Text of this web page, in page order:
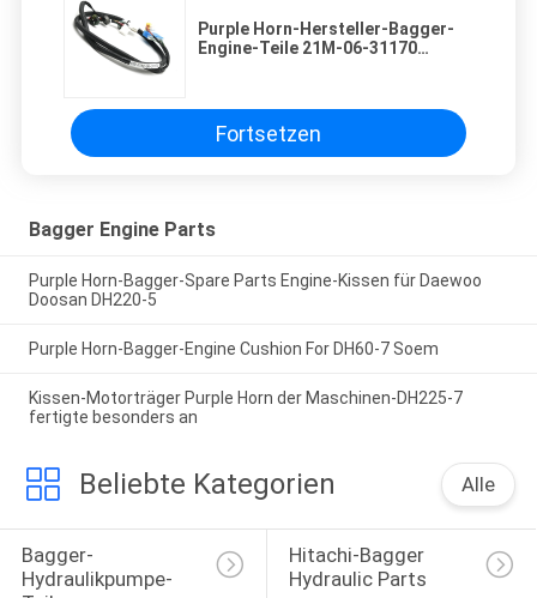
Purple Horn-Hersteller-Bagger-
Engine-Teile 21M-06-31170
Fortsetzen
Bagger Engine Parts
Purple Horn-Bagger-Spare Parts Engine-Kissen für Daewoo
Doosan DH220-5
Purple Horn-Bagger-Engine Cushion For DH60-7 Soem
Kissen-Motorträger Purple Horn der Maschinen-DH225-7
fertigte besonders an
Beliebte Kategorien Alle
Bagger-
Hydraulikpumpe-
Hitachi-Bagger
Hydraulic Parts